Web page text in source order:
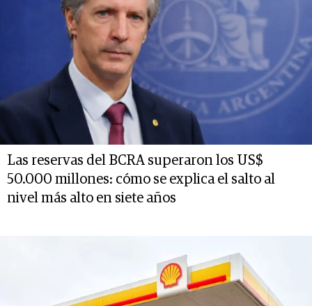
Las reservas del BCRA superaron los US$
50.000 millones: cómo se explica el salto al
nivel más alto en siete años